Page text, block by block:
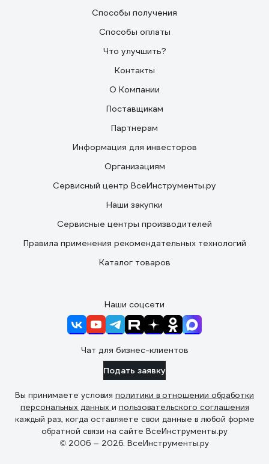
Способы получения
Способы оплаты
Что улучшить?
Контакты
О Компании
Поставщикам
Партнерам
Информация для инвесторов
Организациям
Сервисный центр ВсеИнструменты.ру
Наши закупки
Сервисные центры производителей
Правила применения рекомендательных технологий
Каталог товаров
Наши соцсети
Чат для бизнес-клиентов
Подать заявку
Вы принимаете условия политики в отношении обработки
персональных данных и пользовательского соглашения
каждый раз, когда оставляете свои данные в любой форме
обратной связи на сайте ВсеИнструменты.ру
© 2006 — 2026. ВсеИнструменты.ру